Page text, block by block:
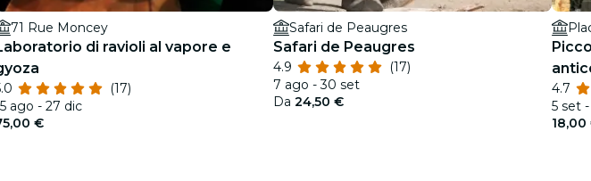
71 Rue Moncey
di ravioli al vapore e
(17)
ago - 27 dic
€
Safari de Peaugres
Safari de Peaugres
4.9
(17)
7 ago - 30 set
Da 24,50 €
4.7
5 set